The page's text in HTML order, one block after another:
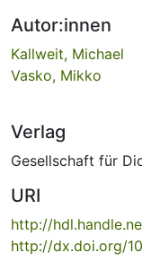
Autor:innen
Kallweit, Michael
Vasko, Mikko
Verlag
Gesellschaft für
URI
http://
http://dx.doi.org/